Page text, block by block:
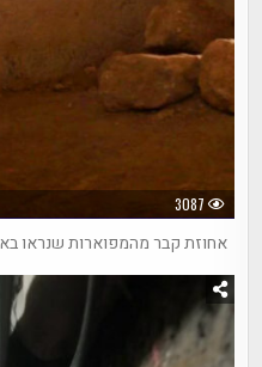
3087
אחוזת קבר מהמפוארות שנראו